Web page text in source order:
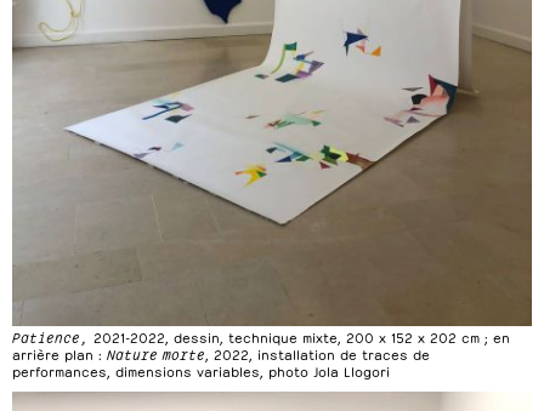
Patience, 2021-2022, dessin, technique mixte, 200 x 152 x 202 cm ; en
arrière plan : Nature morte , 2022, installation de traces de
performances, dimensions variables, photo Jola Llogori